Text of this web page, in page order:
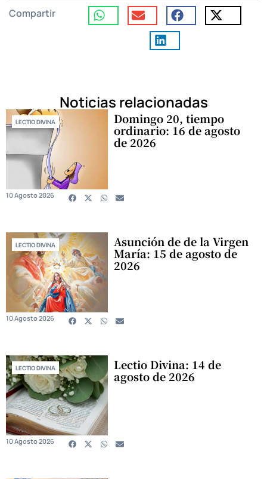
Compartir
Noticias relacionadas
LECTIO DIVINA Domingo 20, tiempo
ordinario: 16 de agosto
de 2026
10 Agosto 2026
LECTIO DIVINA Asunción de de la Virgen
María: 15 de agosto de
2026
10 Agosto 2026
LECTIO DIVINA Lectio Divina: 14 de
agosto de 2026
10 Agosto 2026